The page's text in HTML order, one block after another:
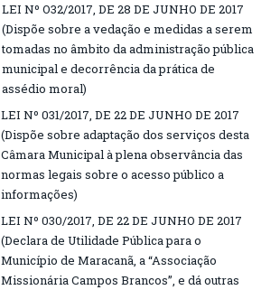
LEI Nº O32/2017, DE 28 DE JUNHO DE 2017
(Dispõe sobre a vedação e medidas a serem
tomadas no âmbito da administração pública
municipal e decorrência da prática de
assédio moral)
LEI Nº 031/2017, DE 22 DE JUNHO DE 2017
(Dispõe sobre adaptação dos serviços desta
Câmara Municipal à plena observância das
normas legais sobre o acesso público a
informações)
LEI Nº 030/2017, DE 22 DE JUNHO DE 2017
(Declara de Utilidade Pública para o
Município de Maracanã, a “Associação
Missionária Campos Brancos”, e dá outras